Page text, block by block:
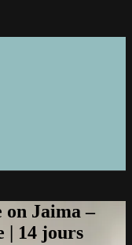
on Jaima –
| 14 jours